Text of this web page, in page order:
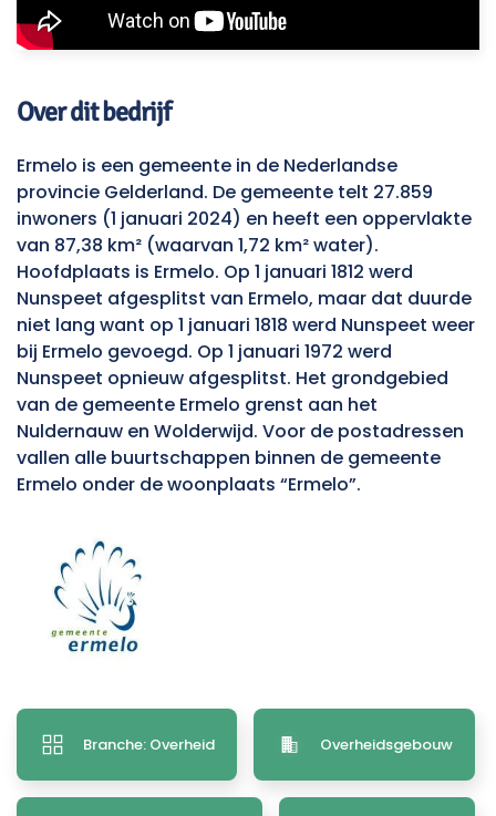
Over dit bedrijf
Ermelo is een gemeente in de Nederlandse
provincie Gelderland. De gemeente telt 27.859
inwoners (1 januari 2024) en heeft een oppervlakte
van 87,38 km² (waarvan 1,72 km² water).
Hoofdplaats is Ermelo. Op 1 januari 1812 werd
Nunspeet afgesplitst van Ermelo, maar dat duurde
niet lang want op 1 januari 1818 werd Nunspeet weer
bij Ermelo gevoegd. Op 1 januari 1972 werd
Nunspeet opnieuw afgesplitst. Het grondgebied
van de gemeente Ermelo grenst aan het
Nuldernauw en Wolderwijd. Voor de postadressen
vallen alle buurtschappen binnen de gemeente
Ermelo onder de woonplaats “Ermelo”.
Branche: Overheid Overheidsgebouw